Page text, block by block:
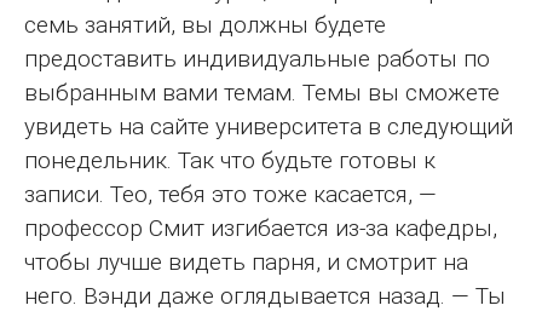
семь занятий, вы должны будете
предоставить индивидуальные работы по
выбранным вами темам. Темы вы сможете
увидеть на сайте университета в следующий
понедельник. Так что будьте готовы к
записи. Тео, тебя это тоже касается, —
профессор Смит изгибается из-за кафедры,
чтобы лучше видеть парня, и смотрит на
него. Вэнди даже оглядывается назад. — Ты